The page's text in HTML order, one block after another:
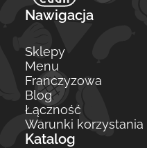
Nawigacja
Sklepy
Menu
Franczyzowa
Blog
Łączność
Warunki korzystania
Katalog